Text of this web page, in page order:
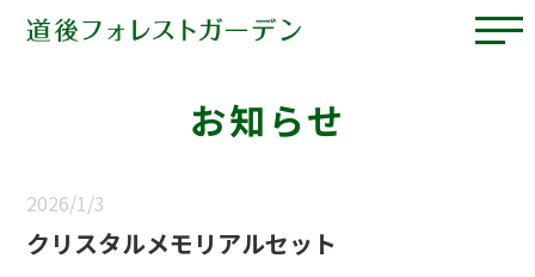
お知らせ
2026/1/3
クリスタルメモリアルセット